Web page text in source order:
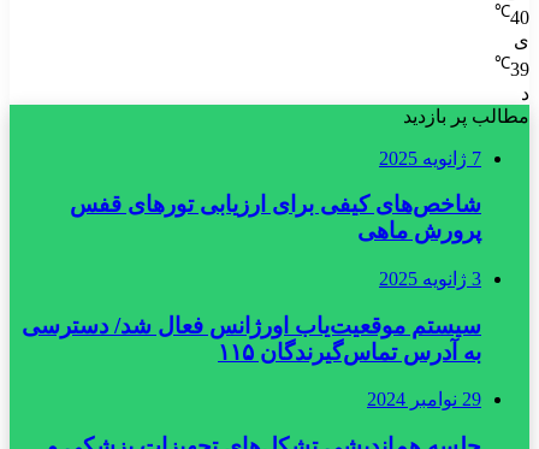
40
℃
ی
39
℃
د
مطالب پر بازدید
7 ژانویه 2025
شاخص‌های کیفی برای ارزیابی تورهای قفس
پرورش ماهی
3 ژانویه 2025
سیستم موقعیت‌یاب اورژانس فعال شد/ دسترسی
به آدرس تماس‌گیرندگان ۱۱۵
29 نوامبر 2024